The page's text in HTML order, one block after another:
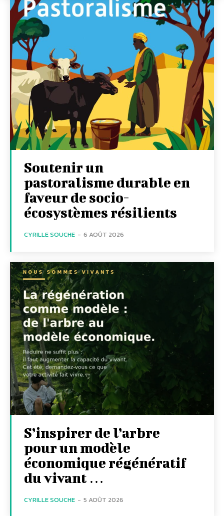
Soutenir un
pastoralisme durable en
faveur de socio-
écosystèmes résilients
CYRILLE SOUCHE - 6 AOÛT 2026
S’inspirer de l’arbre
pour un modèle
économique régénératif
du vivant …
CYRILLE SOUCHE - 5 AOÛT 2026